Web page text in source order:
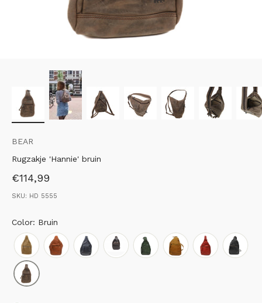
BEAR
Rugzakje 'Hannie' bruin
Aanbiedingsprijs
€114,99
SKU: HD 5555
Color: Bruin